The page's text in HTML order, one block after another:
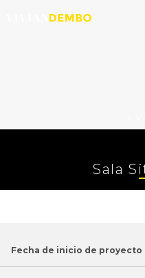
Sala
Fecha de inicio de proyecto